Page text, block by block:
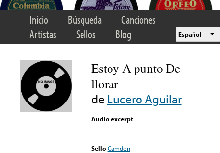
Inicio Búsqueda
Canciones
Artistas
Sellos Blog Español
Estoy A punto De
llorar
de Lucero Aguilar
Audio excerpt
Sello Camden